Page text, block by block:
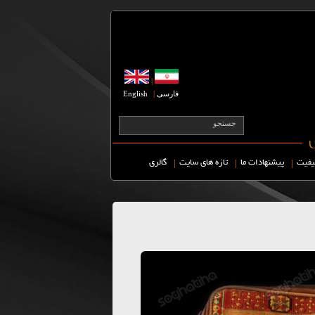
|
فارسی |
English
| پیشنهادات ما | تازه های سایت | گالری